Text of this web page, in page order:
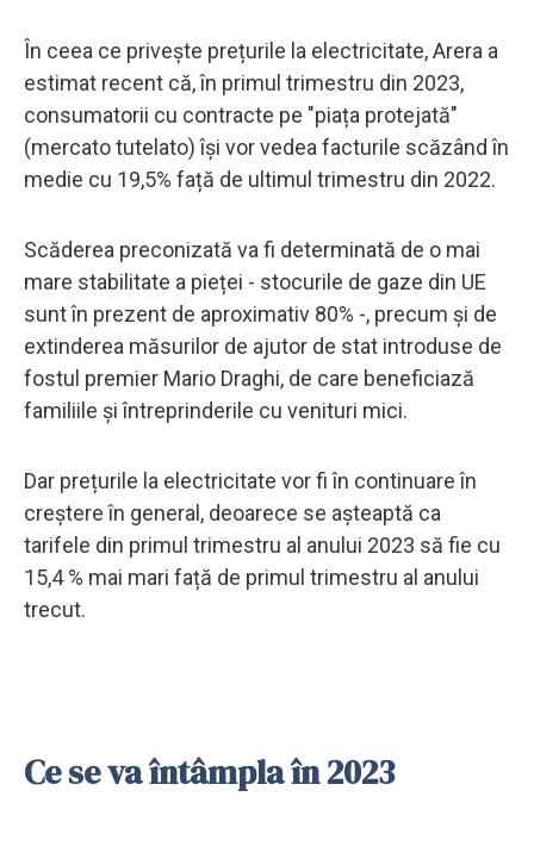
În ceea ce privește prețurile la electricitate, Arera a
estimat recent că, în primul trimestru din 2023,
consumatorii cu contracte pe "piața protejată"
(mercato tutelato) își vor vedea facturile scăzând în
medie cu 19,5% față de ultimul trimestru din 2022.
Scăderea preconizată va fi determinată de o mai
mare stabilitate a pieței - stocurile de gaze din UE
sunt în prezent de aproximativ 80% -, precum și de
extinderea măsurilor de ajutor de stat introduse de
fostul premier Mario Draghi, de care beneficiază
familiile și întreprinderile cu venituri mici.
Dar prețurile la electricitate vor fi în continuare în
creștere în general, deoarece se așteaptă ca
tarifele din primul trimestru al anului 2023 să fie cu
15,4 % mai mari față de primul trimestru al anului
trecut.
Ce se va întâmpla în 2023